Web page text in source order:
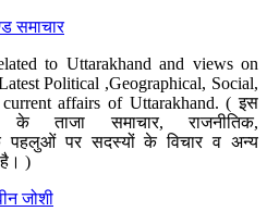
समाचार
to Uttarakhand and views on
Political ,Geographical, Social,
affairs of Uttarakhand. ( इस
ताजा समाचार, राजनीतिक,
पहलुओं पर सदस्यों के विचार व अन्य
)
जोशी